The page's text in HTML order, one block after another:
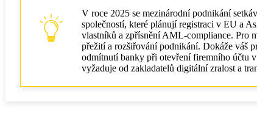
V roce 2025 se mezinárodní podnikání
společností, které plánují registraci v EU a
vlastníků a zpřísnění AML-compliance. Pro
přežití a rozšiřování podnikání. Dokáže váš
odmítnutí banky při otevření firemního účtu
vyžaduje od zakladatelů digitální zralost a